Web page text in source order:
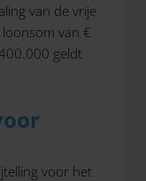
van de vrije
van €
geldt
voor het